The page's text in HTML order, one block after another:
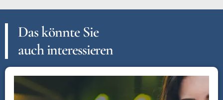
Das könnte Sie
auch interessieren